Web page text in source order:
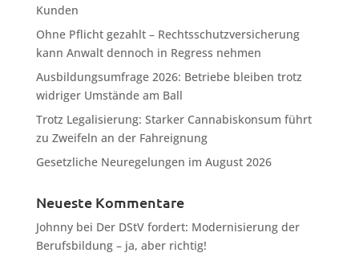
Kunden
Ohne Pflicht gezahlt – Rechtsschutzversicherung
kann Anwalt dennoch in Regress nehmen
Ausbildungsumfrage 2026: Betriebe bleiben trotz
widriger Umstände am Ball
Trotz Legalisierung: Starker Cannabiskonsum führt
zu Zweifeln an der Fahreignung
Gesetzliche Neuregelungen im August 2026
Neueste Kommentare
Johnnybei Der DStV fordert: Modernisierung der
Berufsbildung – ja, aber richtig!